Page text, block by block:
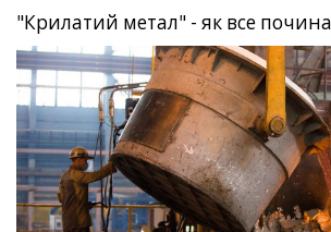
"Крилатий метал" - як все